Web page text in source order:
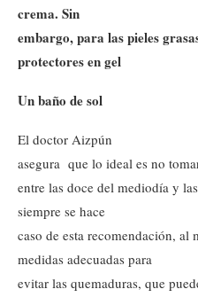
crema. Sin
embargo, para las pieles
protectores en gel
Un baño de sol
El doctor Aizpún
asegura que lo ideal es no
entre las doce del mediodía y
siempre se hace
caso de esta recomendación, al
medidas adecuadas para
evitar las quemaduras, que